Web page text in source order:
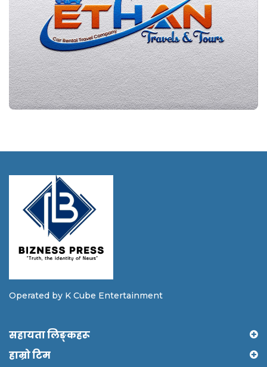
Operated by K Cube Entertainment
सहायता लिङ्कहरू
हाम्रो टिम